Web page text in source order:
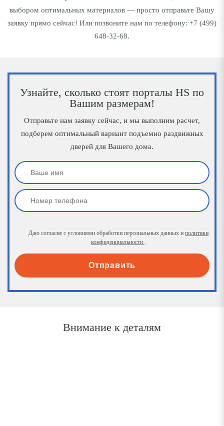
выбором оптимальных материалов — просто отправьте Вашу
заявку прямо сейчас! Или позвоните нам по телефону: +7 (499)
648-32-68.
Узнайте, сколько стоят порталы HS по
Вашим размерам!
Отправьте нам заявку сейчас, и мы выполним расчет,
подберем оптимальный вариант подъемно раздвижных
дверей для Вашего дома.
Даю согласие с условиями обработки персональных данных и политики
конфиденциальности .
Отправить
Внимание к деталям